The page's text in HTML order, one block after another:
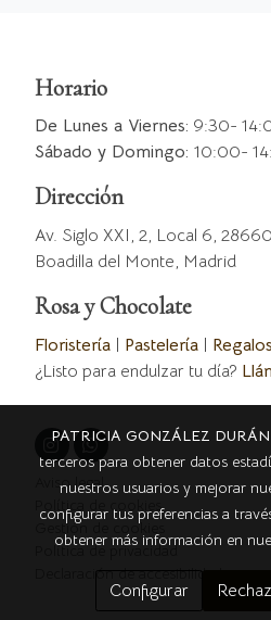
Horario
De Lunes a Viernes: 9:30-
Sábado y Domingo: 10:00-
Dirección
Av. Siglo XXI, 2, Local 6, 28660
Boadilla del Monte, Madrid
Rosa y Chocolate
Floristería Pastelería Regalos
¿Listo para endulzar tu día?
Aviso legal
Política de cookies
Gestión de cookies
Política de privacidad
Declaración de accesibilidad
PATRICIA GONZÁLEZ DURÁN
terceros para obtener datos
nuestros usuarios y mejorar
configurar tus preferencias a
obtener más información en
Configurar